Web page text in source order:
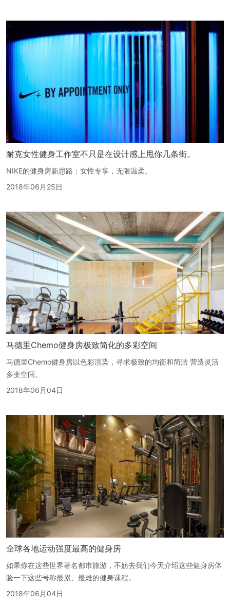
耐克女性健身工作室不只是在设计感上甩你几条街。
NIKE的健身房新思路：女性专享，无限温柔。
2018年06月25日
马德里Chemo健身房极致简化的多彩空间
马德里Chemo健身房以色彩渲染，寻求极致的均衡和简洁 营造灵活
多变空间。
2018年06月04日
全球各地运动强度最高的健身房
如果你在这些世界著名都市旅游，不妨去我们今天介绍这些健身房体
验一下这些号称最累、最难的健身课程。
2018年06月04日